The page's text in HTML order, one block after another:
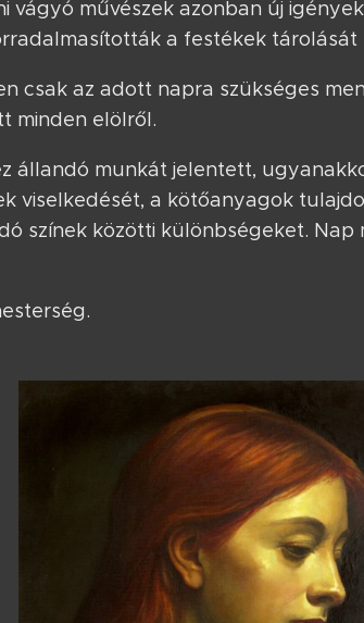
vágyó művészek azonban új
a festékek tárolását
csak az adott napra szükséges
minden elölről.
állandó munkát jelentett,
viselkedését, a kötőanyagok
színek közötti különbségeket.